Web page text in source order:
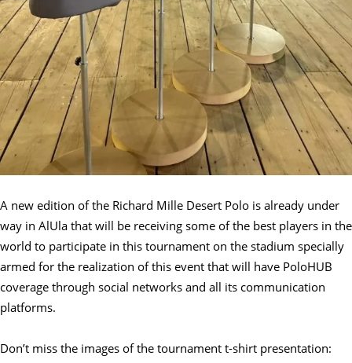
A new edition of the Richard Mille Desert Polo is already under
way in AlUla that will be receiving some of the best players in the
world to participate in this tournament on the stadium specially
armed for the realization of this event that will have PoloHUB
coverage through social networks and all its communication
platforms.
Don’t miss the images of the tournament t-shirt presentation: